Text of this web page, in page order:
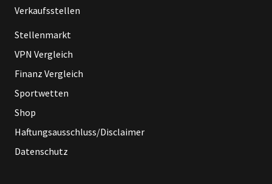
Verkaufsstellen
Stellenmarkt
VPN Vergleich
Finanz Vergleich
Sportwetten
Shop
Haftungsausschluss/Disclaimer
Datenschutz